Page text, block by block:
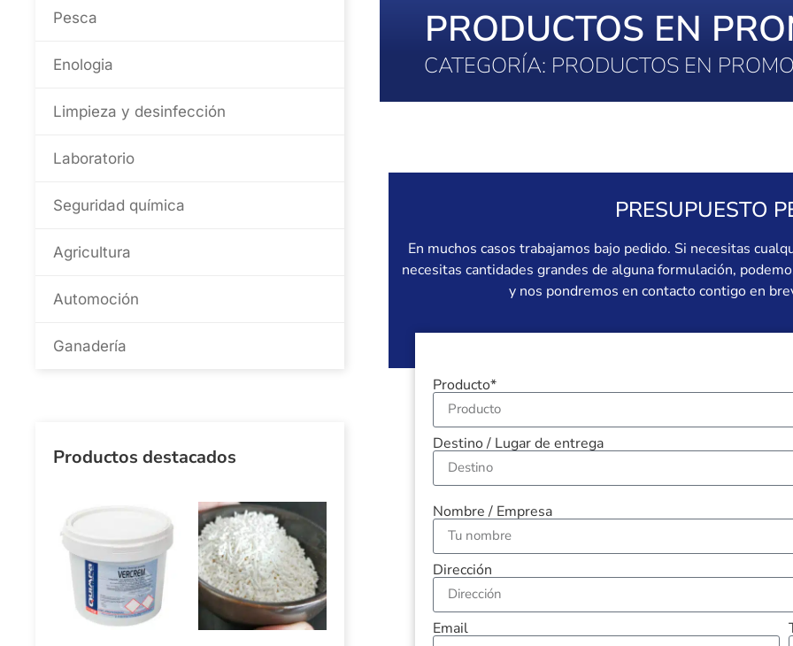
Pesca
Enologia
Limpieza y desinfección
Laboratorio
Seguridad química
Agricultura
Automoción
Ganadería
Productos destacados
PRODUCTOS EN
CATEGORÍA: PRODUCTOS EN
PRESUPUESTO
En muchos casos trabajamos bajo pedido. Si necesitas
necesitas cantidades grandes de alguna formulación,
y nos pondremos en contacto contigo en
Producto*
Destino / Lugar de entrega
Nombre / Empresa
Dirección
Email